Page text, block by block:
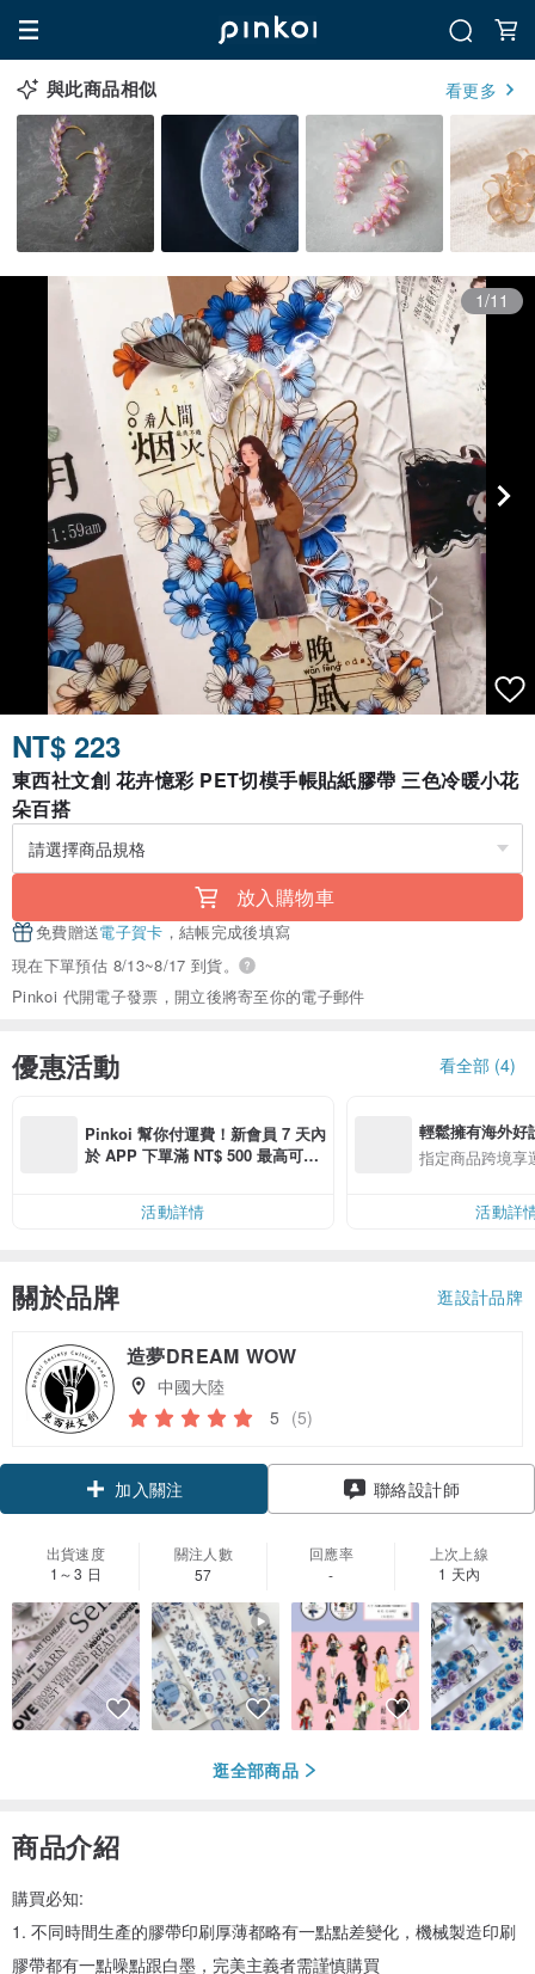
與此商品相似 看更多
1/11
NT$ 223
東西社文創 花卉憶彩 PET切模手帳貼紙膠帶 三色冷暖小花
朵百搭
放入購物車
免費贈送電子賀卡 ，結帳完成後填寫
現在下單預估 8/13~8/17 到貨。
Pinkoi 代開電子發票，開立後將寄至你的電子郵件
優惠活動 看全部 (4)
Pinkoi 幫你付運費！新會員 7 天內
於 APP 下單滿 NT$ 500 最高可折
活動詳情
輕鬆擁有海外好
指定商品跨境享
活動詳
關於品牌 逛設計品牌
造夢DREAM WOW
中國大陸
5 (5)
加入關注 聯絡設計師
出貨速度
1～3 日
關注人數
57
回應率
-
上次上線
1 天內
逛全部商品
商品介紹
購買必知:
1. 不同時間生產的膠帶印刷厚薄都略有一點點差變化，機械製造印刷
膠帶都有一點噪點跟白墨，完美主義者需謹慎購買